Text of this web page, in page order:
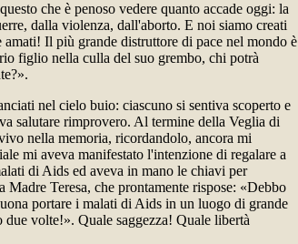
che è penoso vedere quanto accade oggi: la
dalla violenza, dall'aborto. E noi siamo creati
amati! Il più grande distruttore di pace nel mondo è
figlio nella culla del suo grembo, chi potrà
nel cielo buio: ciascuno si sentiva scoperto e
salutare rimprovero. Al termine della Veglia di
nella memoria, ricordandolo, ancora mi
mi aveva manifestato l'intenzione di regalare a
di Aids ed aveva in mano le chiavi per
Teresa, che prontamente rispose: «Debbo
portare i malati di Aids in un luogo di grande
volte!». Quale saggezza! Quale libertà